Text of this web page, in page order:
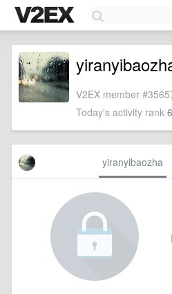
V2EX member
Today's activity rank
yiranyibaozha